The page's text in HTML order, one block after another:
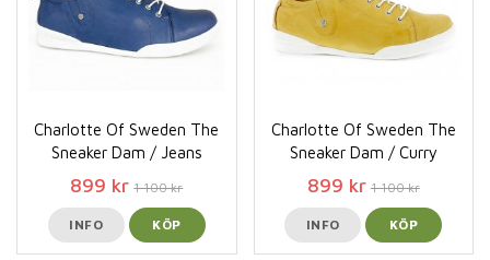
Charlotte Of Sweden The
Sneaker Dam / Jeans
899 kr 1 100 kr
INFO KÖP
Charlotte Of Sweden The
Sneaker Dam / Curry
899 kr 1 100 kr
INFO KÖP